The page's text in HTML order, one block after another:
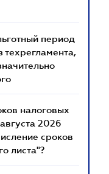
период
техрегламента,
налоговых
2026
сроков
листа"?